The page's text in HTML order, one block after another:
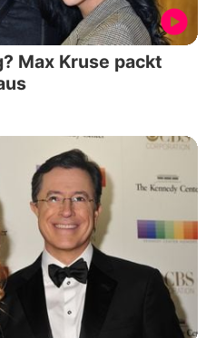
Max Kruse packt